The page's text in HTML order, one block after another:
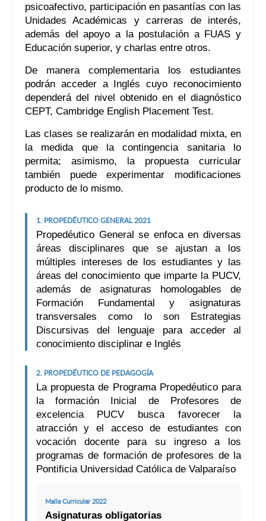
psicoafectivo, participación en pasantías con las
Unidades Académicas y carreras de interés,
además del apoyo a la postulación a FUAS y
Educación superior, y charlas entre otros.
De manera complementaria los estudiantes
podrán acceder a Inglés cuyo reconocimiento
dependerá del nivel obtenido en el diagnóstico
CEPT, Cambridge English Placement Test.
Las clases se realizarán en modalidad mixta, en
la medida que la contingencia sanitaria lo
permita; asimismo, la propuesta curricular
también puede experimentar modificaciones
producto de lo mismo.
1. PROPEDÉUTICO GENERAL 2021
Propedéutico General se enfoca en diversas
áreas disciplinares que se ajustan a los
múltiples intereses de los estudiantes y las
áreas del conocimiento que imparte la PUCV,
además de asignaturas homologables de
Formación Fundamental y asignaturas
transversales como lo son Estrategias
Discursivas del lenguaje para acceder al
conocimiento disciplinar e Inglés
2. PROPEDÉUTICO DE PEDAGOGÍA
La propuesta de Programa Propedéutico para
la formación Inicial de Profesores de
excelencia PUCV busca favorecer la
atracción y el acceso de estudiantes con
vocación docente para su ingreso a los
programas de formación de profesores de la
Pontificia Universidad Católica de Valparaíso
Malla Curricular 2022
Asignaturas obligatorias